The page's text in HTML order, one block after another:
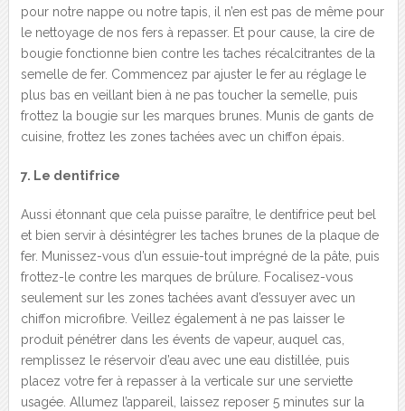
pour notre nappe ou notre tapis, il n’en est pas de même pour
le nettoyage de nos fers à repasser. Et pour cause, la cire de
bougie fonctionne bien contre les taches récalcitrantes de la
semelle de fer. Commencez par ajuster le fer au réglage le
plus bas en veillant bien à ne pas toucher la semelle, puis
frottez la bougie sur les marques brunes. Munis de gants de
cuisine, frottez les zones tachées avec un chiffon épais.
7. Le dentifrice
Aussi étonnant que cela puisse paraître, le dentifrice peut bel
et bien servir à désintégrer les taches brunes de la plaque de
fer. Munissez-vous d’un essuie-tout imprégné de la pâte, puis
frottez-le contre les marques de brûlure. Focalisez-vous
seulement sur les zones tachées avant d’essuyer avec un
chiffon microfibre. Veillez également à ne pas laisser le
produit pénétrer dans les évents de vapeur, auquel cas,
remplissez le réservoir d’eau avec une eau distillée, puis
placez votre fer à repasser à la verticale sur une serviette
usagée. Allumez l’appareil, laissez reposer 5 minutes sur la